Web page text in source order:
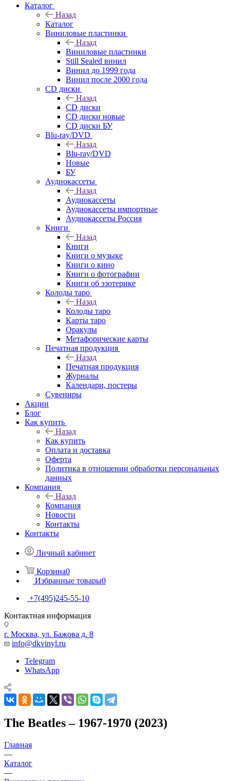
Каталог
Назад
Каталог
Виниловые пластинки
Назад
Виниловые пластинки
Still Sealed винил
Винил до 1999 года
Винил после 2000 года
CD диски
Назад
CD диски
CD диски новые
CD диски БУ
Blu-ray/DVD
Назад
Blu-ray/DVD
Новые
БУ
Аудиокассеты
Назад
Аудиокассеты
Аудиокассеты импортные
Аудиокассеты Россия
Книги
Назад
Книги
Книги о музыке
Книги о кино
Книги о фотографии
Книги об эзотерике
Колоды таро
Назад
Колоды таро
Карты таро
Оракулы
Метафорические карты
Печатная продукция
Назад
Печатная продукция
Журналы
Календари, постеры
Сувениры
Акции
Блог
Как купить
Назад
Как купить
Оплата и доставка
Оферта
Политика в отношении обработки персональных
данных
Компания
Назад
Компания
Новости
Контакты
Контакты
Личный кабинет
Корзина0
Избранные товары0
+7(495)245-55-10
Контактная информация
г. Москва, ул. Бажова д. 8
info@dkvinyl.ru
Telegram
WhatsApp
The Beatles – 1967-1970 (2023)
Главная
—
Каталог
—